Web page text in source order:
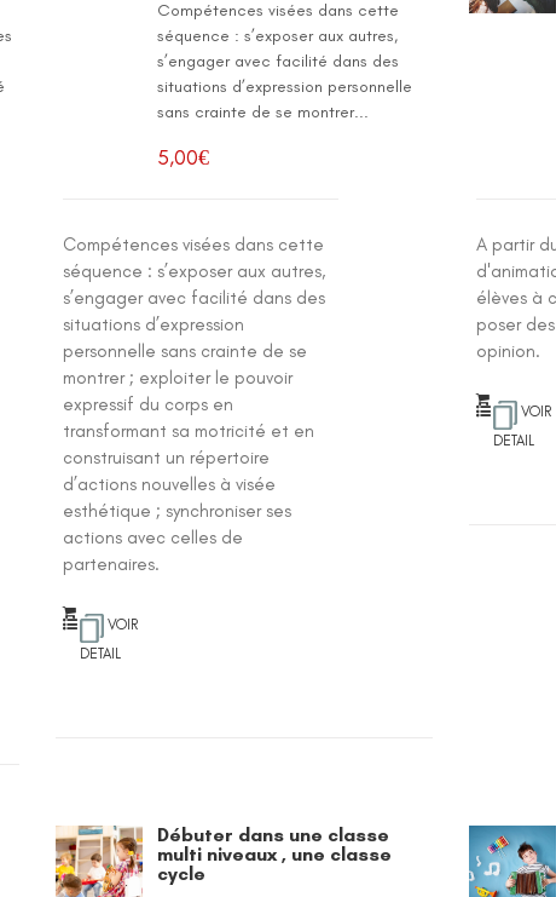
Compétences visées dans cette
séquence : s’exposer aux autres,
s’engager avec facilité dans des
situations d’expression personnelle
sans crainte de se montrer...
5,00€
Compétences visées dans cette
séquence : s’exposer aux autres,
s’engager avec facilité dans des
situations d’expression
personnelle sans crainte de se
montrer ; exploiter le pouvoir
expressif du corps en
transformant sa motricité et en
construisant un répertoire
d’actions nouvelles à visée
esthétique ; synchroniser ses
actions avec celles de
partenaires.
VOIR
DETAIL
A partir
élèves à
poser
opinion.
VOIR
DETAIL
Débuter dans une classe
multi niveaux , une classe
cycle